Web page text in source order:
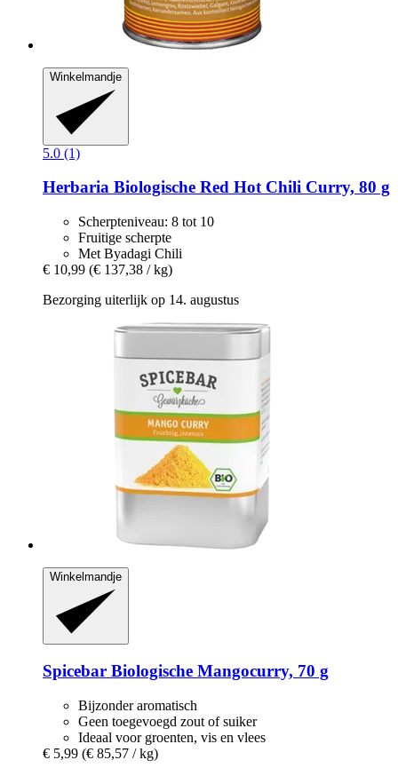
Winkelmandje
5.0 (1)
Herbaria Biologische Red Hot Chili Curry, 80 g
Scherpteniveau: 8 tot 10
Fruitige scherpte
Met Byadagi Chili
€ 10,99 (€ 137,38 / kg)
Bezorging uiterlijk op 14. augustus
Winkelmandje
Spicebar Biologische Mangocurry, 70 g
Bijzonder aromatisch
Geen toegevoegd zout of suiker
Ideaal voor groenten, vis en vlees
€ 5,99 (€ 85,57 / kg)